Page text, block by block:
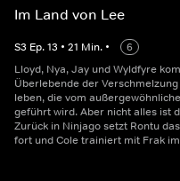
Im Land von Lee
S3 Ep.13 • 21 Min. •
6
Lloyd, Nya, Jay und Wyldfyre
Überlebende der
leben, die vom
geführt wird. Aber nicht alles ist
Zurück in Ninjago setzt Rontu
fort und Cole trainiert mit Frak